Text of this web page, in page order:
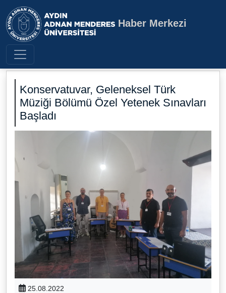
Aydın Adnan Menderes
Haber Merkezi
Konservatuvar, Geleneksel Türk
Müziği Bölümü Özel Yetenek Sınavları
Başladı
25.08.2022